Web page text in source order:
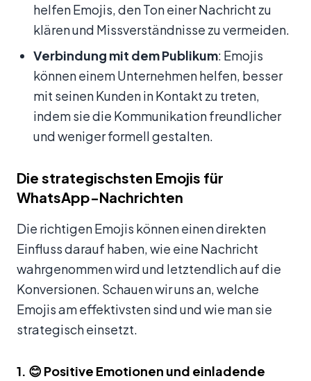
helfen Emojis, den Ton einer Nachricht zu
klären und Missverständnisse zu vermeiden.
Verbindung mit dem Publikum: Emojis
können einem Unternehmen helfen, besser
mit seinen Kunden in Kontakt zu treten,
indem sie die Kommunikation freundlicher
und weniger formell gestalten.
Die strategischsten Emojis für
WhatsApp-Nachrichten
Die richtigen Emojis können einen direkten
Einfluss darauf haben, wie eine Nachricht
wahrgenommen wird und letztendlich auf die
Konversionen. Schauen wir uns an, welche
Emojis am effektivsten sind und wie man sie
strategisch einsetzt.
1. 😊 Positive Emotionen und einladende